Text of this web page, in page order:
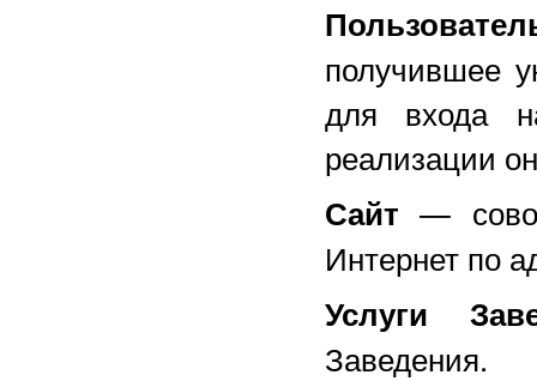
получившее
для входа
реализации
Сайт—
Интернет по
Услуги
Заведения.